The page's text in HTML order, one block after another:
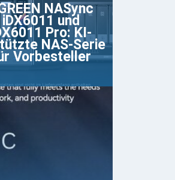
NASync
iDX6011 und
Pro: KI-
NAS-Serie
Vorbesteller